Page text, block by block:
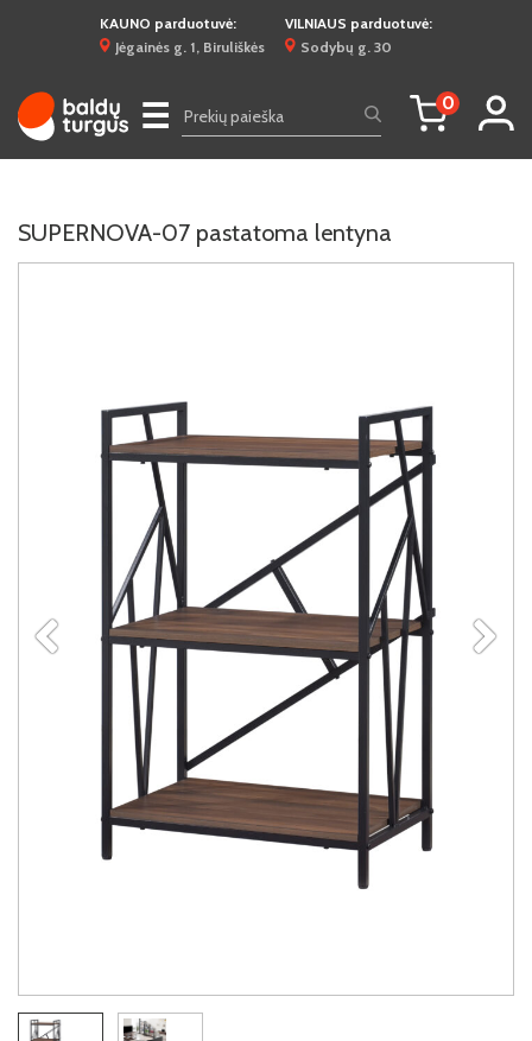
KAUNO parduotuvė:
Jėgainės g. 1, Biruliškės
VILNIAUS parduotuvė:
Sodybų g. 30
☰ 0
SUPERNOVA-07 pastatoma lentyna